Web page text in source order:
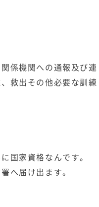
係機関への通報及び連
救出その他必要な訓練
国家資格なんです。
へ届け出ます。